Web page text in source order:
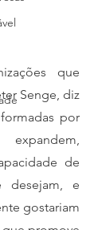
que
Senge, diz
por
de
desejam, e
gostariam